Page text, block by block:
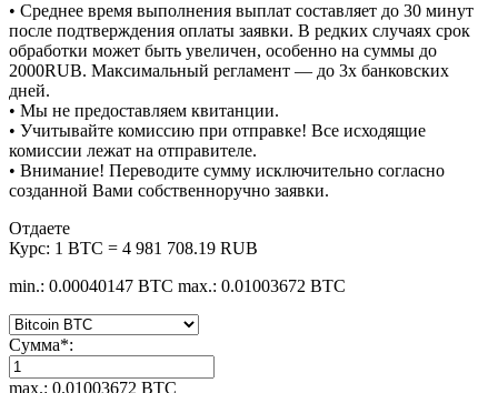
• Среднее время выполнения выплат составляет до 30 минут
после подтверждения оплаты заявки. В редких случаях срок
обработки может быть увеличен, особенно на суммы до
2000RUB. Максимальный регламент — до 3х банковских
дней.
• Мы не предоставляем квитанции.
• Учитывайте комиссию при отправке! Все исходящие
комиссии лежат на отправителе.
• Внимание! Переводите сумму исключительно согласно
созданной Вами собственноручно заявки.
Отдаете
Курс: 1 BTC = 4 981 708.19 RUB
min.: 0.00040147 BTC max.: 0.01003672 BTC
Сумма*:
max.: 0.01003672 BTC